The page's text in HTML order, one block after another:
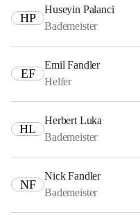
HP
Huseyin Palanci
Bademeister
EF
Emil Fandler
Helfer
HL
Herbert Luka
Bademeister
NF
Nick Fandler
Bademeister